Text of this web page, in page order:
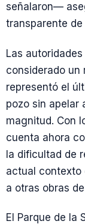
señalaron—
transparente
Las
considerado un
representó el
pozo sin apelar
magnitud. Con
cuenta ahora
la dificultad de
actual contexto
a otras obras
El Parque de la